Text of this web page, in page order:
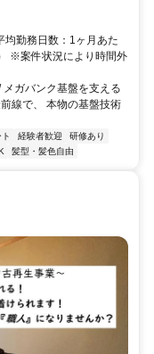
均勤務日数：1ヶ月あた
※案件状況により時間外
ガバンク基盤を支える
線で、 本物の基盤技術
経験者歓迎
研修あり
髪型・髪色自由